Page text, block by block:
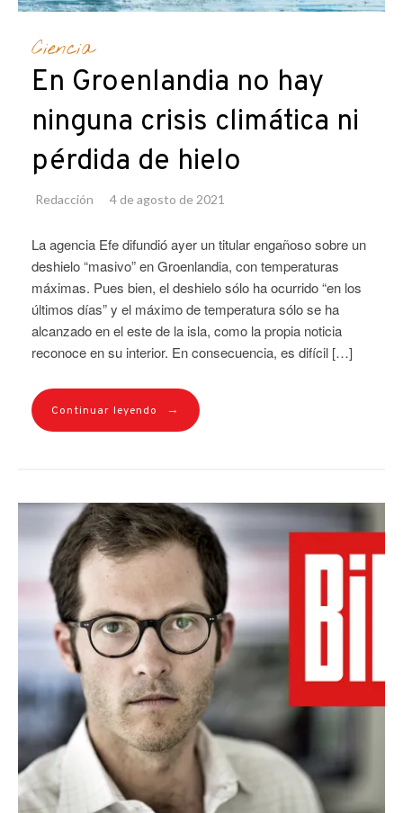
Ciencia
En Groenlandia no hay
ninguna crisis climática ni
pérdida de hielo
Redacción 4 de agosto de 2021
La agencia Efe difundió ayer un titular engañoso sobre un
deshielo “masivo” en Groenlandia, con temperaturas
máximas. Pues bien, el deshielo sólo ha ocurrido “en los
últimos días” y el máximo de temperatura sólo se ha
alcanzado en el este de la isla, como la propia noticia
reconoce en su interior. En consecuencia, es difícil […]
Continuar leyendo →